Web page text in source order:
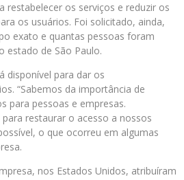
restabelecer os serviços e reduzir os
os usuários. Foi solicitado, ainda,
exato e quantas pessoas foram
estado de São Paulo.
disponível para dar os
“Sabemos da importância de
para pessoas e empresas.
restaurar o acesso a nossos
o que ocorreu em algumas
nos Estados Unidos, atribuíram